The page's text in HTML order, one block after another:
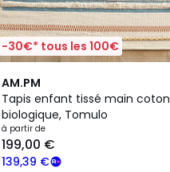
-30€* tous les 100€
AM.PM
Tapis enfant tissé main coton
biologique, Tomulo
à partir de
139,39 €
199,00 €
3
/
5